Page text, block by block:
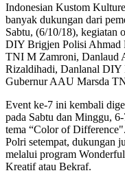
Indonesian Kustom
banyak dukungan dari
Sabtu, (6/10/18), kegiatan
DIY Brigjen Polisi Ahmad
TNI M Zamroni, Danlaud
Rizaldihadi, Danlanal
Gubernur AAU Marsda
Event ke-7 ini kembali
pada Sabtu dan Minggu,
tema “Color of
Polri setempat, dukungan
melalui program
Kreatif atau Bekraf.